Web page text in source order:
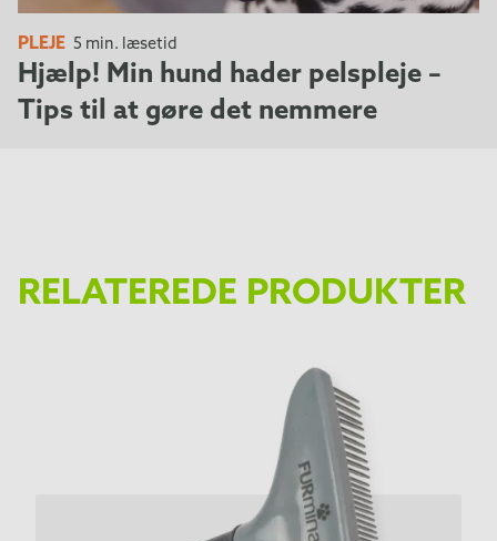
PLEJE 5 min. læsetid
Hjælp! Min hund hader pelspleje –
Tips til at gøre det nemmere
RELATEREDE PRODUKTER